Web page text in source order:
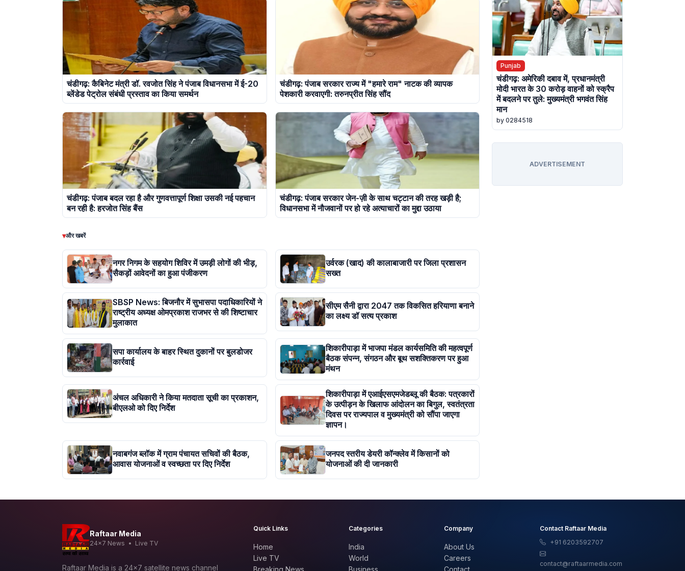
चंडीगढ़: कैबिनेट मंत्री डॉ. रवजोत सिंह ने पंजाब विधानसभा में ई-20
ब्लेंडेड पेट्रोल संबंधी प्रस्ताव का किया समर्थन
चंडीगढ़: पंजाब सरकार राज्य में "हमारे राम" नाटक की व्यापक
पेशकारी करवाएगी: तरुनप्रीत सिंह सौंद
चंडीगढ़: पंजाब बदल रहा है और गुणवत्तापूर्ण शिक्षा उसकी नई पहचान
बन रही है: हरजोत सिंह बैंस
चंडीगढ़: पंजाब सरकार जेन-ज़ी के साथ चट्टान की तरह खड़ी है;
विधानसभा में नौजवानों पर हो रहे अत्याचारों का मुद्दा उठाया
▾और खबरें
नगर निगम के सहयोग शिविर में उमड़ी लोगों की भीड़,
सैकड़ों आवेदनों का हुआ पंजीकरण
उर्वरक (खाद) की कालाबाजारी पर जिला प्रशासन
सख्त
SBSP News: बिजनौर में सुभासपा पदाधिकारियों ने
राष्ट्रीय अध्यक्ष ओमप्रकाश राजभर से की शिष्टाचार
मुलाकात
सीएम सैनी द्वारा 2047 तक विकसित हरियाणा बनाने
का लक्ष्य डॉ सत्य प्रकाश
सपा कार्यालय के बाहर स्थित दुकानों पर बुलडोजर
कार्रवाई
शिकारीपाड़ा में भाजपा मंडल कार्यसमिति की महत्वपूर्ण
बैठक संपन्न, संगठन और बूथ सशक्तिकरण पर हुआ
मंथन
अंचल अधिकारी ने किया मतदाता सूची का प्रकाशन,
बीएलओ को दिए निर्देश
शिकारीपाड़ा में एआईएसएमजेडब्लू की बैठक: पत्रकारों
के उत्पीड़न के खिलाफ आंदोलन का बिगुल, स्वतंत्रता
दिवस पर राज्यपाल व मुख्यमंत्री को सौंपा जाएगा
ज्ञापन।
नवाबगंज ब्लॉक में ग्राम पंचायत सचिवों की बैठक,
आवास योजनाओं व स्वच्छता पर दिए निर्देश
जनपद स्तरीय डेयरी कॉन्क्लेव में किसानों को
योजनाओं की दी जानकारी
Punjab
चंडीगढ़: अमेरिकी दबाव में, प्रधानमंत्री
मोदी भारत के 30 करोड़ वाहनों को स्क्रैप
में बदलने पर तुले: मुख्यमंत्री भगवंत सिंह
मान
by 0284518
ADVERTISEMENT
Raftaar Media
24x7 News • Live TV
Raftaar Media is a 24x7 satellite news channel
Quick Links
Home
Live TV
Breaking News
Categories
India
World
Business
Company
About Us
Careers
Contact
Contact Raftaar Media
+91 6203592707
contact@raftaarmedia.com